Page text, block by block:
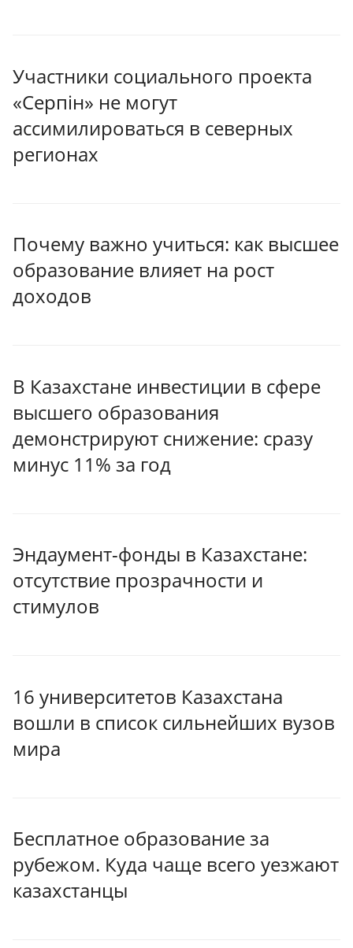
Участники социального проекта
«Серпiн» не могут
ассимилироваться в северных
регионах
Почему важно учиться: как высшее
образование влияет на рост
доходов
В Казахстане инвестиции в сфере
высшего образования
демонстрируют снижение: сразу
минус 11% за год
Эндаумент-фонды в Казахстане:
отсутствие прозрачности и
стимулов
16 университетов Казахстана
вошли в список сильнейших вузов
мира
Бесплатное образование за
рубежом. Куда чаще всего уезжают
казахстанцы